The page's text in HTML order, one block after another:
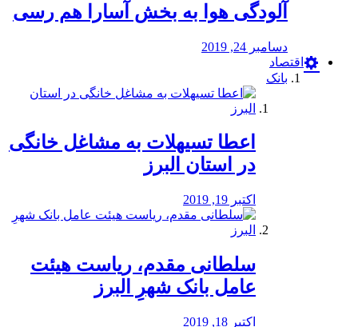
آلودگی هوا به بخش آسارا هم رسی
دسامبر 24, 2019
اقتصاد
بانک
️اعطا تسیهلات به مشاغل خانگی
در استان البرز
اکتبر 19, 2019
سلطانی مقدم، ریاست هیئت
عامل بانک شهرِ البرز
اکتبر 18, 2019